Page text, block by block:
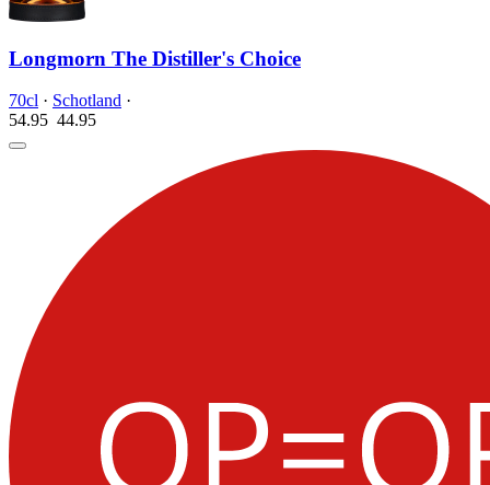
Longmorn The Distiller's Choice
70cl · Schotland ·
54.95 44.95